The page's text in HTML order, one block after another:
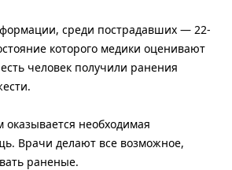
среди пострадавших — 22-
которого медики оценивают
человек получили ранения
необходимая
Врачи делают все возможное,
раненые.